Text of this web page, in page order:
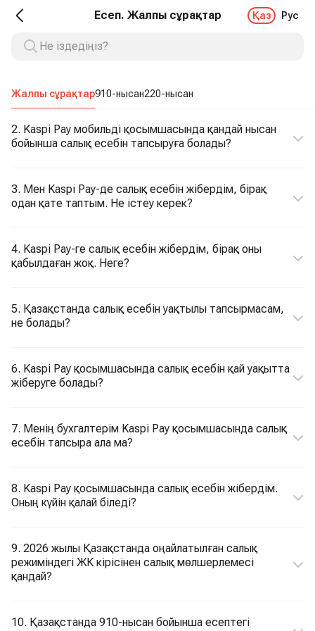
Есеп. Жалпы сұрақтар Қаз Рус
Жалпы сұрақтар910-нысан220-нысан
2. Kaspi Pay мобильді қосымшасында қандай нысан
бойынша салық есебін тапсыруға болады?
3. Мен Kaspi Pay-де салық есебін жібердім, бірақ
одан қате таптым. Не істеу керек?
4. Kaspi Pay-ге салық есебін жібердім, бірақ оны
қабылдаған жоқ. Неге?
5. Қазақстанда салық есебін уақтылы тапсырмасам,
не болады?
6. Kaspi Pay қосымшасында салық есебін қай уақытта
жіберуге болады?
7. Менің бухгалтерім Kaspi Pay қосымшасында салық
есебін тапсыра ала ма?
8. Kaspi Pay қосымшасында салық есебін жібердім.
Оның күйін қалай біледі?
9. 2026 жылы Қазақстанда оңайлатылған салық
режиміндегі ЖК кірісінен салық мөлшерлемесі
қандай?
10. Қазақстанда 910-нысан бойынша есептегі